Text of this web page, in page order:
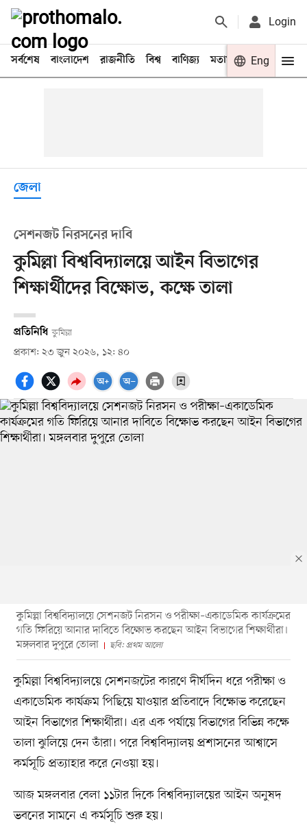
Login
সর্বশেষ বাংলাদেশ রাজনীতি বিশ্ব বাণিজ্য মতামত খেলা
Eng
জেলা
সেশনজট নিরসনের দাবি
কুমিল্লা বিশ্ববিদ্যালয়ে আইন বিভাগের
শিক্ষার্থীদের বিক্ষোভ, কক্ষে তালা
প্রতিনিধি কুমিল্লা
প্রকাশ: ২৩ জুন ২০২৬, ১২: ৪০
কুমিল্লা বিশ্ববিদ্যালয়ে সেশনজট নিরসন ও পরীক্ষা–একাডেমিক কার্যক্রমের
গতি ফিরিয়ে আনার দাবিতে বিক্ষোভ করছেন আইন বিভাগের শিক্ষার্থীরা।
মঙ্গলবার দুপুরে তোলা
ছবি: প্রথম আলো
কুমিল্লা বিশ্ববিদ্যালয়ে সেশনজটের কারণে দীর্ঘদিন ধরে পরীক্ষা ও
একাডেমিক কার্যক্রম পিছিয়ে যাওয়ার প্রতিবাদে বিক্ষোভ করেছেন
আইন বিভাগের শিক্ষার্থীরা। এর এক পর্যায়ে বিভাগের বিভিন্ন কক্ষে
তালা ঝুলিয়ে দেন তাঁরা। পরে বিশ্ববিদ্যালয় প্রশাসনের আশ্বাসে
কর্মসূচি প্রত্যাহার করে নেওয়া হয়।
আজ মঙ্গলবার বেলা ১১টার দিকে বিশ্ববিদ্যালয়ের আইন অনুষদ
ভবনের সামনে এ কর্মসূচি শুরু হয়।